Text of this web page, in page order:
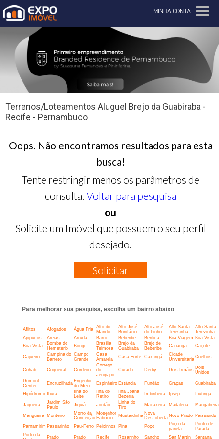
MINHA CONTA
Terrenos/Loteamentos Aluguel Brejo da Guabiraba -
Recife - Pernambuco
Oops. Não encontramos resultados para esta
busca!
Tente restringir menos os parâmetros de
consulta: Voltar para pesquisa
ou
Solicite um Imóvel que possuem o seu perfil
desejado.
Solicitar
Para melhorar sua pesquisa, escolha um bairro abaixo:
Aflitos Afogados Água Fria
Alto do
Mandu
Alto José
Bonifácio
Alto José
do Pinho
Alto Santa
Teresinha
Alto Santa
Terezinha
Apipucos
Areias Arruda Barro Beberibe Benfica Boa Viagem Boa Vista
Boa Vista
Bomba do
Hemetério
Bongi
Brasília
Teimosa
Brejo da
Guabiraba
Brejo de
Beberibe
Cabanga Caçote
Cajueiro
Campina do
Barreto
Campo
Grande
Casa
Amarela
Casa Forte Caxangá
Cidade
Universitária Coelhos
Cohab Coqueiral Cordeiro
Córrego
do
Jenipapo
Curado Derby Dois Irmãos Dois
Unidos
Dumont
Center
Encruzilhada Engenho
do Meio
Espinheiro Estância Fundão Graças Guabiraba
Hipódromo Ibura
Ilha do
Leite
Ilha do
Retiro
Ilha Joana
Bezerra
Imbiribeira Ipsep Iputinga
Jaqueira
Jardim São
Paulo
Jiquiá Jordão
Linha do
Tiro
Macaxeira Madalena Mangabeira
Mangueira Monteiro
Morro da
Conceição
Mosenhor
Fabrício
Mustardinha Nova
Descoberta Novo Prado Paissandu
Parnamirim Passarinho Pau-Ferro Peixinhos Pina Poço
Poço da
panela
Ponto de
Parada
Porto da
Prado Prado Recife Rosarinho Sancho San Martin Santana